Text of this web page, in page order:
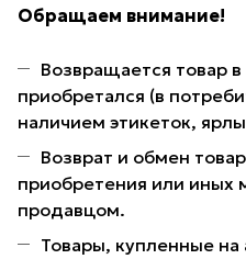
Обращаем внимание!
Возвращается товар
приобретался (в
наличием этикеток,
Возврат и обмен
приобретения или иных
продавцом.
Товары, купленные